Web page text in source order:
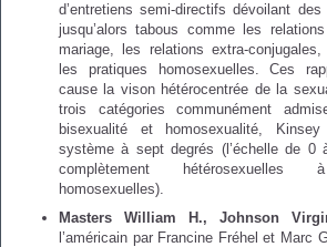
d’entretiens semi-directifs dévoilant
jusqu’alors tabous comme les
mariage, les relations extra-
les pratiques homosexuelles. Ces
cause la vison hétérocentrée de la
trois catégories communément
bisexualité et homosexualité,
système à sept degrés (l’échelle de 0
complètement hétérosexuelles
homosexuelles).
Masters William H., Johnson
l’américain par Francine Fréhel et Marc